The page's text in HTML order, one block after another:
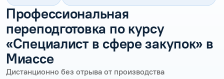
Профессиональная
переподготовка по курсу
«Специалист в сфере закупок» в
Миассе
Дистанционно без отрыва от производства